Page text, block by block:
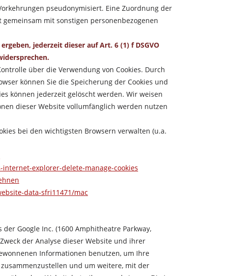
pseudonymisiert. Eine Zuordnung der
mit sonstigen personenbezogenen
jederzeit dieser auf Art. 6 (1) f DSGVO
über die Verwendung von Cookies. Durch
können Sie die Speicherung der Cookies und
können jederzeit gelöscht werden. Wir weisen
dieser Website vollumfänglich werden nutzen
bei den wichtigsten Browsern verwalten (u.a.
explorer-delete-manage-cookies
data-sfri11471/mac
Google Inc. (1600 Amphitheatre Parkway,
der Analyse dieser Website und ihrer
Informationen benutzen, um Ihre
und um weitere, mit der